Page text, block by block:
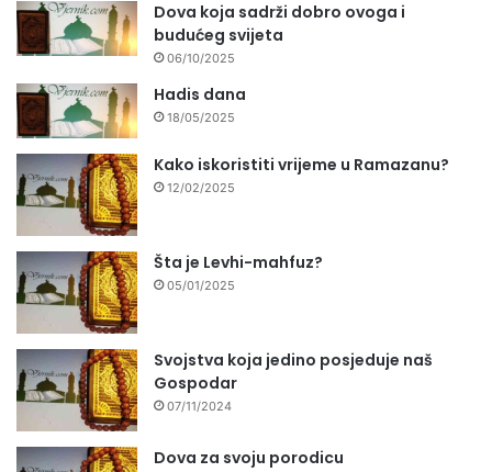
Dova koja sadrži dobro ovoga i
budućeg svijeta
06/10/2025
Hadis dana
18/05/2025
Kako iskoristiti vrijeme u Ramazanu?
12/02/2025
Šta je Levhi-mahfuz?
05/01/2025
Svojstva koja jedino posjeduje naš
Gospodar
07/11/2024
Dova za svoju porodicu